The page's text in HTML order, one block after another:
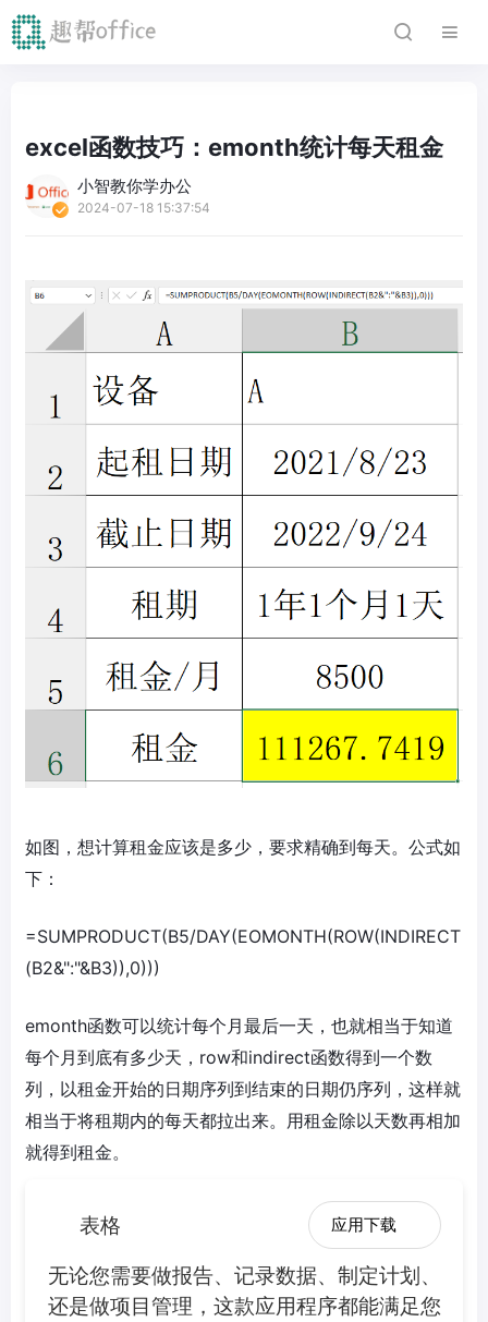
excel函数技巧：emonth统计每天租金
小智教你学办公
2024-07-18 15:37:54
如图，想计算租金应该是多少，要求精确到每天。公式如
下：
=SUMPRODUCT(B5/DAY(EOMONTH(ROW(INDIRECT
(B2&":"&B3)),0)))
emonth函数可以统计每个月最后一天，也就相当于知道
每个月到底有多少天，row和indirect函数得到一个数
列，以租金开始的日期序列到结束的日期仍序列，这样就
相当于将租期内的每天都拉出来。用租金除以天数再相加
就得到租金。
表格 应用下载
无论您需要做报告、记录数据、制定计划、
还是做项目管理，这款应用程序都能满足您